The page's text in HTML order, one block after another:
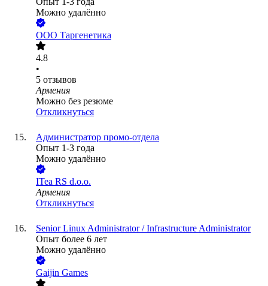
Можно удалённо
ООО Таргенетика
4.8
•
5 отзывов
Армения
Можно без резюме
Откликнуться
Администратор промо-отдела
Опыт 1-3 года
Можно удалённо
ITea RS d.o.o.
Армения
Откликнуться
Senior Linux Administrator / Infrastructure Administrator
Опыт более 6 лет
Можно удалённо
Gaijin Games